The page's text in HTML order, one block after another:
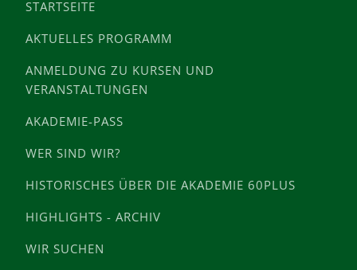
STARTSEITE
AKTUELLES PROGRAMM
ANMELDUNG ZU KURSEN UND
VERANSTALTUNGEN
AKADEMIE-PASS
WER SIND WIR?
HISTORISCHES ÜBER DIE AKADEMIE 60PLUS
HIGHLIGHTS - ARCHIV
WIR SUCHEN